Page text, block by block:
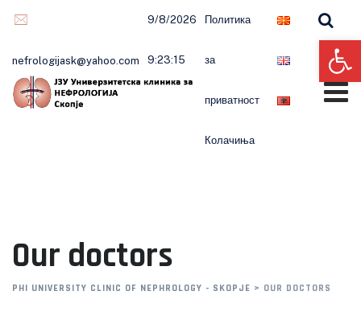
nefrologijask@yahoo.com
9/8/2026
9:23:15
Политика
за
приватност
Колачиња
Our doctors
PHI UNIVERSITY CLINIC OF NEPHROLOGY - SKOPJE > OUR DOCTORS